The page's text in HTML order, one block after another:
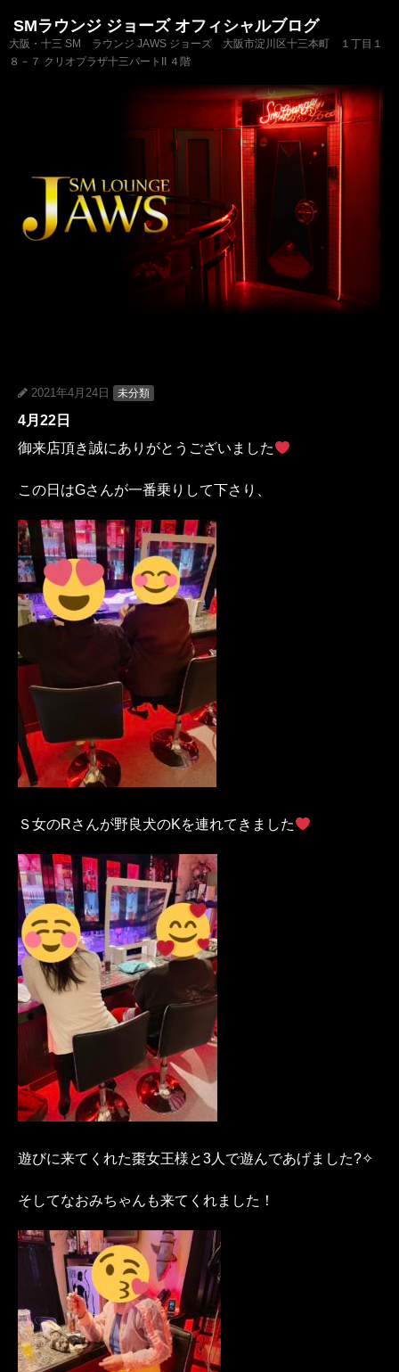
SMラウンジ ジョーズ オフィシャルブログ
大阪・十三 SM ラウンジ JAWS ジョーズ 大阪市淀川区十三本町 １丁目１
８－７ クリオプラザ十三パートII ４階
2021年4月24日 未分類
4月22日
御来店頂き誠にありがとうございました
この日はGさんが一番乗りして下さり、
Ｓ女のRさんが野良犬のKを連れてきました
遊びに来てくれた棗女王様と3人で遊んであげました?✧︎
そしてなおみちゃんも来てくれました！